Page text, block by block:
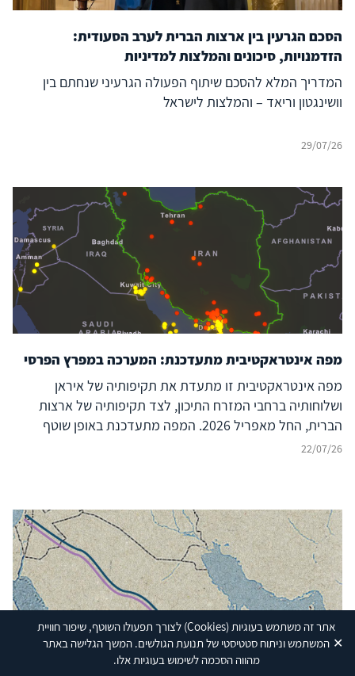
אתר זה משתמש בעוגיות(Cookies) לצורך תפעולו השוטף, שיפור חוויית
המשתמש וניתוח סטטיסטי של תנועת הגולשים. המשך הגלישה באתר
מהווה הסכמה לשימוש בעוגיות אלו.
✕
הסכם הגרעין בין ארצות הברית לערב הסעודית:
הזדמנויות, סיכונים והמלצות למדיניות
המדריך המלא להסכם שיתוף הפעולה הגרעיני שנחתם בין
וושינגטון וריאד – והמלצות לישראל
29/07/26
מפה אינטראקטיבית מתעדכנת: המערכה במפרץ הפרסי
מפה אינטראקטיבית זו מתעדת את תקיפותיה של איראן
ושלוחותיה ברחבי המזרח התיכון, לצד תקיפותיה של ארצות
הברית, החל מאפריל 2026. המפה מתעדכנת באופן שוטף
22/07/26